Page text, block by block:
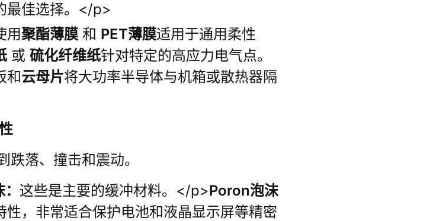
最佳选择。</p>
用聚酯薄膜 和 PET薄膜适用于通用柔性
或 硫化纤维纸针对特定的高应力电气点。
和云母片将大功率半导体与机箱或散热器隔
落、撞击和震动。
这些是主要的缓冲材料。</p>Poron泡沫
，非常适合保护电池和液晶显示屏等精密